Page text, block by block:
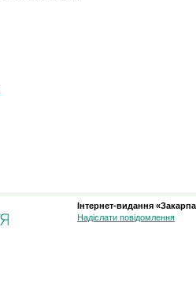
Інтернет-видання
Надіслати повідомлення